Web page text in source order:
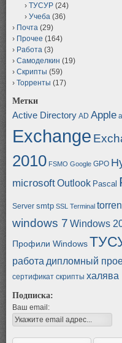
ТУСУР (24)
Учеба (36)
Почта (29)
Прочее (164)
Работа (3)
Самоделкин (19)
Скрипты (59)
Торренты (17)
Метки
Active Directory AD Apple
Exchange
2010 FSMO Google GPO
microsoftOutlook Pascal
Server smtp SSL Terminal
windows 7 Windows
Профили Windows
работа дипломный
сертификат скрипты халява
Подписка:
Ваш email: